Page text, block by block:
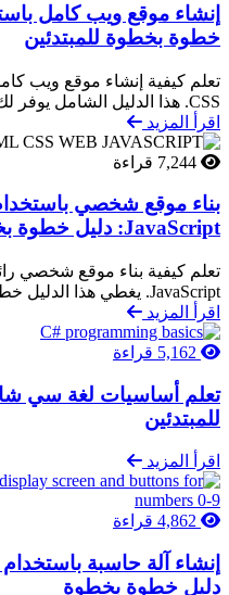
خطوة بخطوة للمبتدئين
CSS. هذا الدليل الشامل يوفر لك خطوات تفصيلية، أمثلة…
اقرأ المزيد
JavaScript: دليل خطوة بخطوة
JavaScript. يغطي هذا الدليل خطوة بخطوة كل شيء بدءًا…
اقرأ المزيد
للمبتدئين
اقرأ المزيد
دليل خطوة بخطوة